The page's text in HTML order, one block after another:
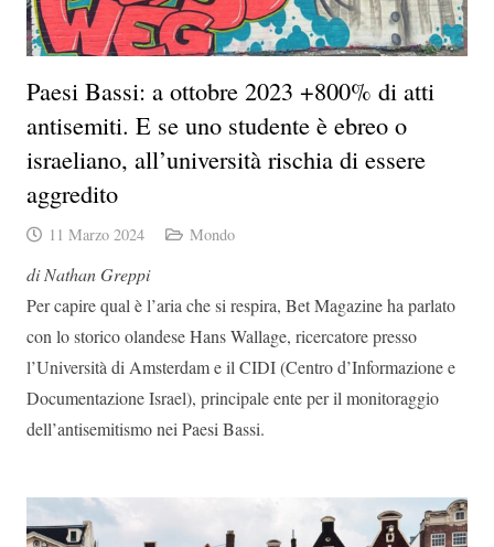
Paesi Bassi: a ottobre 2023 +800% di atti
antisemiti. E se uno studente è ebreo o
israeliano, all’università rischia di essere
aggredito
11 Marzo 2024 Mondo
di Nathan Greppi
Per capire qual è l’aria che si respira, Bet Magazine ha parlato
con lo storico olandese Hans Wallage, ricercatore presso
l’Università di Amsterdam e il CIDI (Centro d’Informazione e
Documentazione Israel), principale ente per il monitoraggio
dell’antisemitismo nei Paesi Bassi.